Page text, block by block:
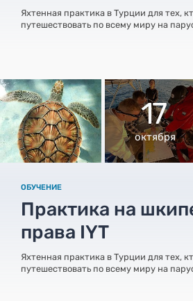
Яхтенная практика в Турции для тех,
путешествовать по всему миру на
17
октября
ОБУЧЕНИЕ
Практика на
права IYT
Яхтенная практика в Турции для тех,
путешествовать по всему миру на